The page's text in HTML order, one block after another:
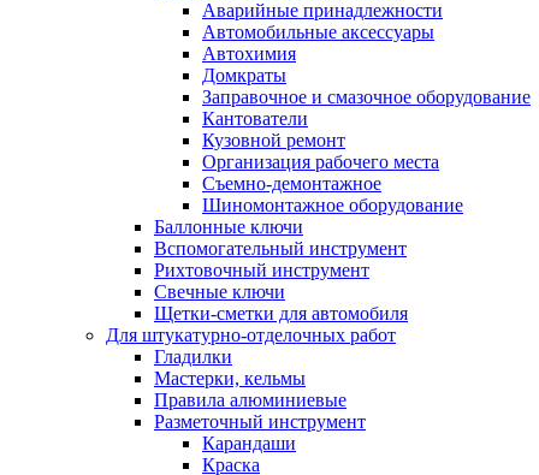
Аварийные принадлежности
Автомобильные аксессуары
Автохимия
Домкраты
Заправочное и смазочное оборудование
Кантователи
Кузовной ремонт
Организация рабочего места
Съемно-демонтажное
Шиномонтажное оборудование
Баллонные ключи
Вспомогательный инструмент
Рихтовочный инструмент
Свечные ключи
Щетки-сметки для автомобиля
Для штукатурно-отделочных работ
Гладилки
Мастерки, кельмы
Правила алюминиевые
Разметочный инструмент
Карандаши
Краска